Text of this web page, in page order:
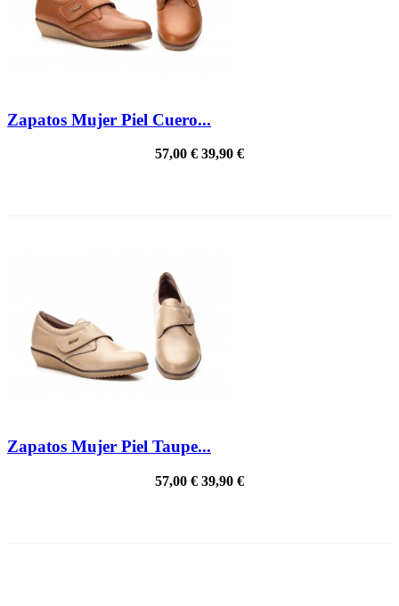
Zapatos Mujer Piel Cuero...
57,00 € 39,90 €
Zapatos Mujer Piel Taupe...
57,00 € 39,90 €